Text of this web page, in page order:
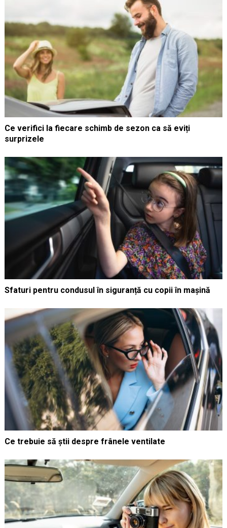
Ce verifici la fiecare schimb de sezon ca să eviți
surprizele
Sfaturi pentru condusul în siguranță cu copii în mașină
Ce trebuie să știi despre frânele ventilate